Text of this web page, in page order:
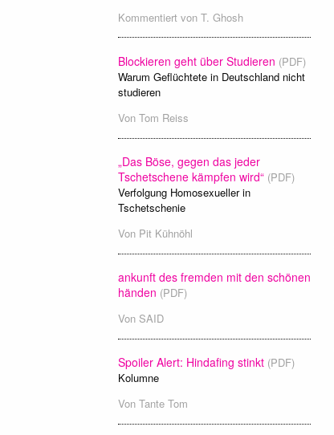
Kommentiert von T. Ghosh
Blockieren geht über Studieren (PDF)
Warum Geflüchtete in Deutschland nicht
studieren
Von Tom Reiss
„Das Böse, gegen das jeder
Tschetschene kämpfen wird“ (PDF)
Verfolgung Homosexueller in
Tschetschenie
Von Pit Kühnöhl
ankunft des fremden mit den schönen
händen (PDF)
Von SAID
Spoiler Alert: Hindafing stinkt (PDF)
Kolumne
Von Tante Tom